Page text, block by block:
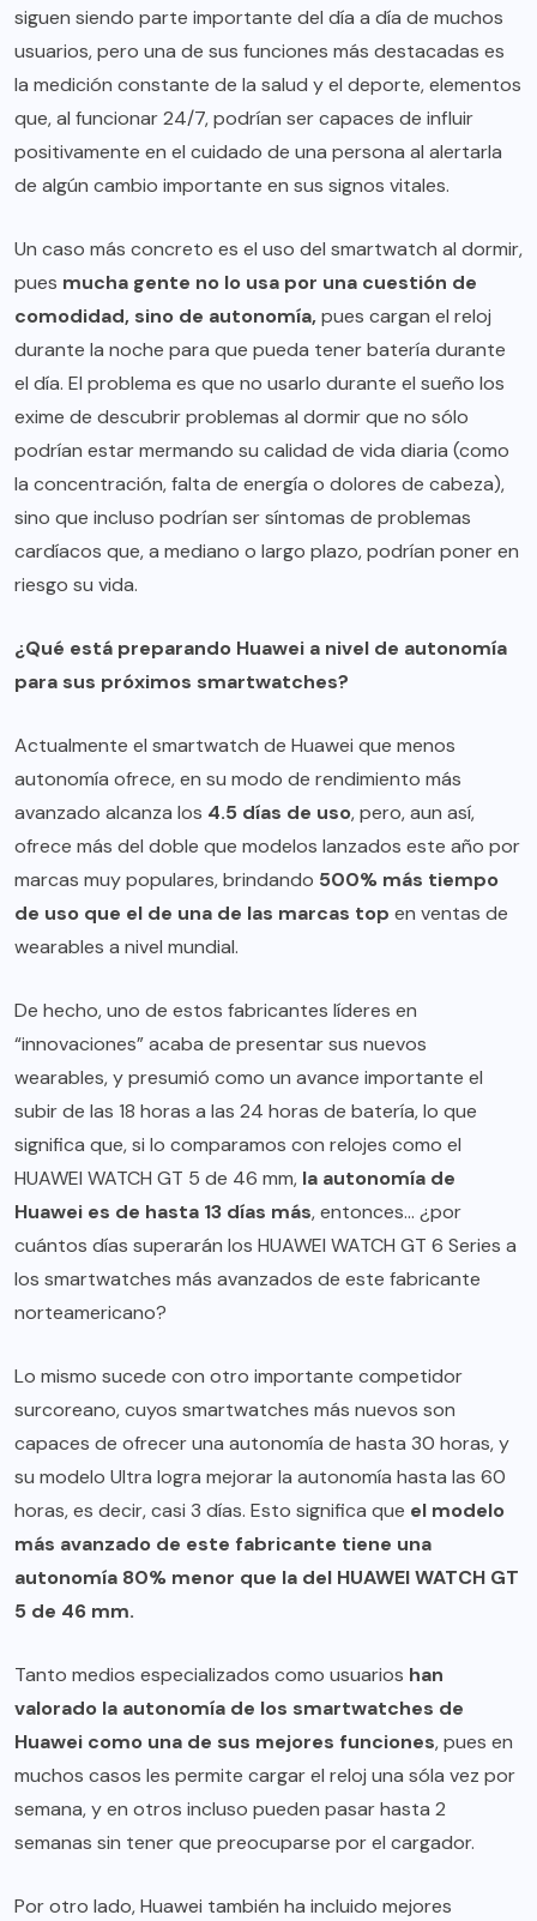
siguen siendo parte importante del día a día de muchos
usuarios, pero una de sus funciones más destacadas es
la medición constante de la salud y el deporte, elementos
que, al funcionar 24/7, podrían ser capaces de influir
positivamente en el cuidado de una persona al alertarla
de algún cambio importante en sus signos vitales.
Un caso más concreto es el uso del smartwatch al dormir,
pues mucha gente no lo usa por una cuestión de
comodidad, sino de autonomía,pues cargan el reloj
durante la noche para que pueda tener batería durante
el día. El problema es que no usarlo durante el sueño los
exime de descubrir problemas al dormir que no sólo
podrían estar mermando su calidad de vida diaria (como
la concentración, falta de energía o dolores de cabeza),
sino que incluso podrían ser síntomas de problemas
cardíacos que, a mediano o largo plazo, podrían poner en
riesgo su vida.
¿Qué está preparando Huawei a nivel de autonomía
para sus próximos smartwatches?
Actualmente el smartwatch de Huawei que menos
autonomía ofrece, en su modo de rendimiento más
avanzado alcanza los 4.5 días de uso, pero, aun así,
ofrece más del doble que modelos lanzados este año por
marcas muy populares, brindando 500% más tiempo
de uso que el de una de las marcas top en ventas de
wearables a nivel mundial.
De hecho, uno de estos fabricantes líderes en
“innovaciones” acaba de presentar sus nuevos
wearables, y presumió como un avance importante el
subir de las 18 horas a las 24 horas de batería, lo que
significa que, si lo comparamos con relojes como el
HUAWEI WATCH GT 5 de 46 mm, la autonomía de
Huawei es de hasta 13 días más, entonces… ¿por
cuántos días superarán los HUAWEI WATCH GT 6 Series a
los smartwatches más avanzados de este fabricante
norteamericano?
Lo mismo sucede con otro importante competidor
surcoreano, cuyos smartwatches más nuevos son
capaces de ofrecer una autonomía de hasta 30 horas, y
su modelo Ultra logra mejorar la autonomía hasta las 60
horas, es decir, casi 3 días. Esto significa que el modelo
más avanzado de este fabricante tiene una
autonomía 80% menor que la del HUAWEI WATCH GT
5 de 46 mm.
Tanto medios especializados como usuarios han
valorado la autonomía de los smartwatches de
Huawei como una de sus mejores funciones, pues en
muchos casos les permite cargar el reloj una sóla vez por
semana, y en otros incluso pueden pasar hasta 2
semanas sin tener que preocuparse por el cargador.
Por otro lado, Huawei también ha incluido mejores